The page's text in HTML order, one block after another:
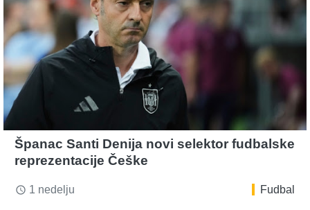
Španac Santi Denija novi selektor fudbalske
reprezentacije Češke
access_time 1 nedelju Fudbal